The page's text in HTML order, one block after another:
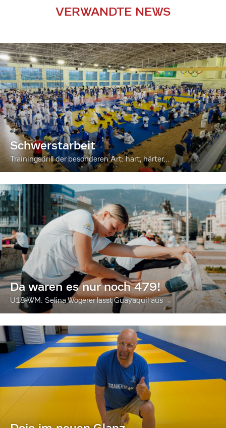
VERWANDTE NEWS
Schwerstarbeit
Trainingsdrill der besonderen Art: hart, härter...
Da waren es nur noch 479!
U18-WM: Selina Wögerer lässt Guayaquil aus